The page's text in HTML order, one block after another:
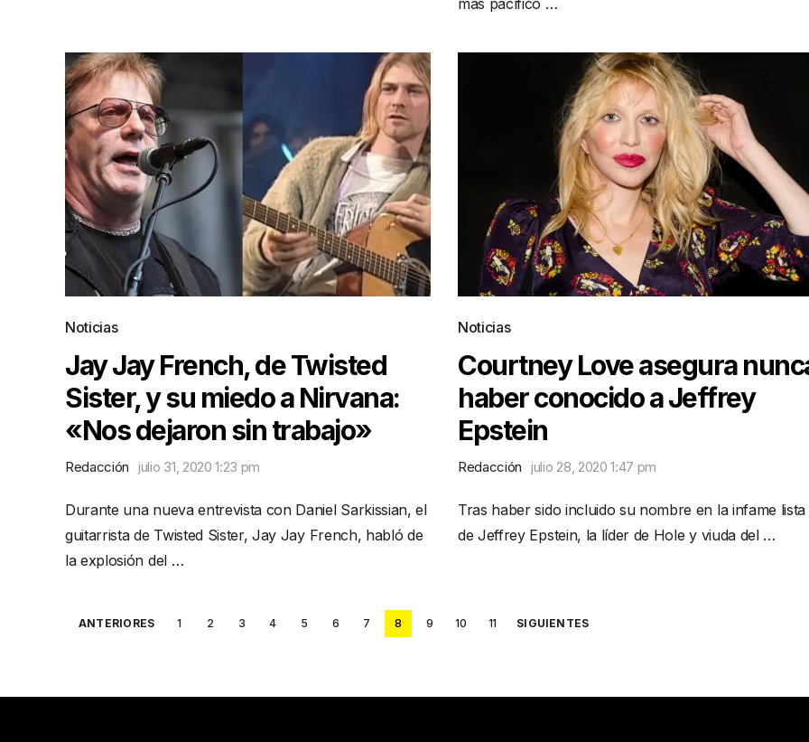
más pacífico …
Noticias
Jay Jay French, de Twisted
Sister, y su miedo a Nirvana:
«Nos dejaron sin trabajo»
Redacción julio 31, 2020 1:23 pm
Durante una nueva entrevista con Daniel Sarkissian, el
guitarrista de Twisted Sister, Jay Jay French, habló de
la explosión del …
Noticias
Courtney Love asegura
haber conocido a Jeffrey
Epstein
Redacción julio 28, 2020 1:47 pm
Tras haber sido incluido su nombre en la infame lista
de Jeffrey Epstein, la líder de Hole y viuda del …
Posts
ANTERIORES 1 2 3 4 5 6 7 8 9 10 11 SIGUIENTES